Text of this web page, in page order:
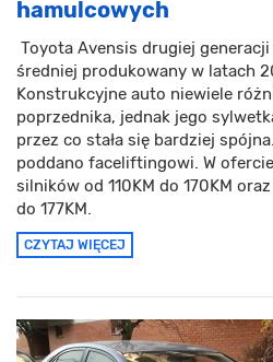
hamulcowych
Toyota Avensis drugiej
średniej produkowany w latach
Konstrukcyjne auto niewiele
poprzednika, jednak jego
przez co stała się bardziej
poddano faceliftingowi. W
silników od 110KM do 170KM
do 177KM.
CZYTAJ WIĘCEJ